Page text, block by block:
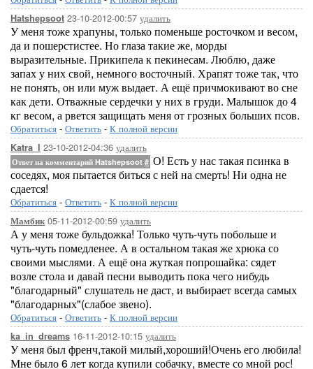
Hatshepsoot 23-10-2012-00:57 удалить
У меня тоже храпуны, только поменьше росточком и весом,
да и пошерстистее. Но глаза такие же, морды
выразительные. Прикипела к пекинесам. Люблю, даже
запах у них свой, немного восточный. Храпят тоже так, что
не понять, он или муж выдает. А ещё причмокивают во сне
как дети. Отважные сердечки у них в груди. Малышок до 4
кг весом, а рвется защищать меня от грозных больших псов.
Обратиться - Ответить - К полной версии
Katra_I 23-10-2012-04:36 удалить
Ответ на комментарий Hatshepsoot # О! Есть у нас такая псинка в
соседях, моя пытается биться с ней на смерть! Ни одна не
сдается!
Обратиться - Ответить - К полной версии
Мамбик05-11-2012-00:59 удалить
А у меня тоже бульдожка! Только чуть-чуть побольше и
чуть-чуть помедленее. А в остальном такая же хрюка со
своими мыслями. А ещё она жуткая попрошайка: сядет
возле стола и давай песни выводить пока чего нибудь
"благодарный" слушатель не даст, и выбирает всегда самых
"благодарных"(слабое звено).
Обратиться - Ответить - К полной версии
ka_in_dreams 16-11-2012-10:15 удалить
У меня был френч,такой милый,хороший!Очень его любила!
Мне было 6 лет когда купили собачку, вместе со мной рос!